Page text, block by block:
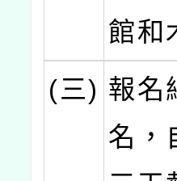
館和
(三) 報名
名，